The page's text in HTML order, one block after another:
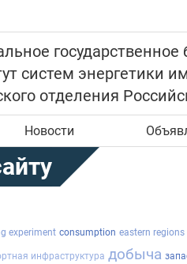
систем энергетики
отделения
Новости
experiment consumption eastern
инфраструктура добыча